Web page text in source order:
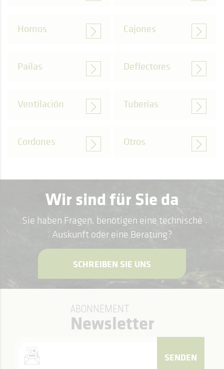
Hornos Cajones
Pailas Deflectores
Ventilación Tuberías
Cordones Otros
Wir sind für Sie da
Sie haben Fragen, benötigen eine technische
Auskunft oder eine Beratung?
SCHREIBEN SIE UNS
ABONNEMENT
Newsletter
SENDEN